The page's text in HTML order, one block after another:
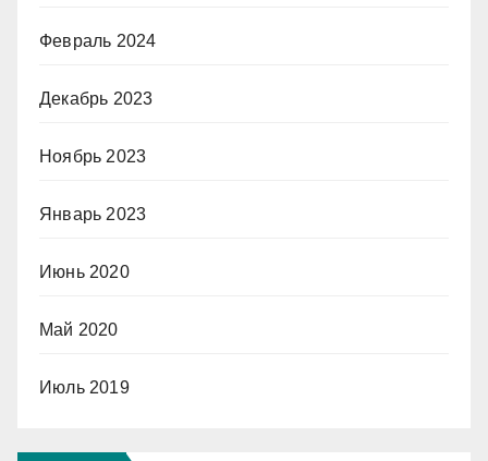
Февраль 2024
Декабрь 2023
Ноябрь 2023
Январь 2023
Июнь 2020
Май 2020
Июль 2019